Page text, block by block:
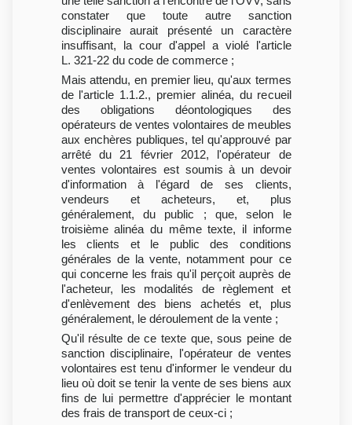
constater que toute autre sanction
disciplinaire aurait présenté un caractère
insuffisant, la cour d'appel a violé l'article
L. 321-22 du code de commerce ;
Mais attendu, en premier lieu, qu'aux termes
de l'article 1.1.2., premier alinéa, du recueil
des obligations déontologiques des
opérateurs de ventes volontaires de meubles
aux enchères publiques, tel qu'approuvé par
arrêté du 21 février 2012, l'opérateur de
ventes volontaires est soumis à un devoir
d'information à l'égard de ses clients,
vendeurs et acheteurs, et, plus
généralement, du public ; que, selon le
troisième alinéa du même texte, il informe
les clients et le public des conditions
générales de la vente, notamment pour ce
qui concerne les frais qu'il perçoit auprès de
l'acheteur, les modalités de règlement et
d'enlèvement des biens achetés et, plus
généralement, le déroulement de la vente ;
Qu'il résulte de ce texte que, sous peine de
sanction disciplinaire, l'opérateur de ventes
volontaires est tenu d'informer le vendeur du
lieu où doit se tenir la vente de ses biens aux
fins de lui permettre d'apprécier le montant
des frais de transport de ceux-ci ;